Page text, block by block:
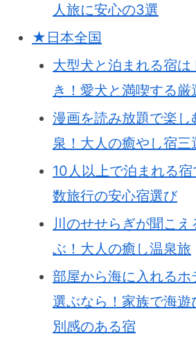
人旅に安心の3選
★日本全国
大型犬と泊まれる宿
き！愛犬と満喫する厳
漫画を読み放題で楽し
泉！大人の癒やし宿三
10人以上で泊まれる
数旅行の安心宿選び
川のせせらぎが聞こ
ぶ！大人の癒し温泉旅
部屋から海に入れる
選ぶなら！家族で海
別感のある宿